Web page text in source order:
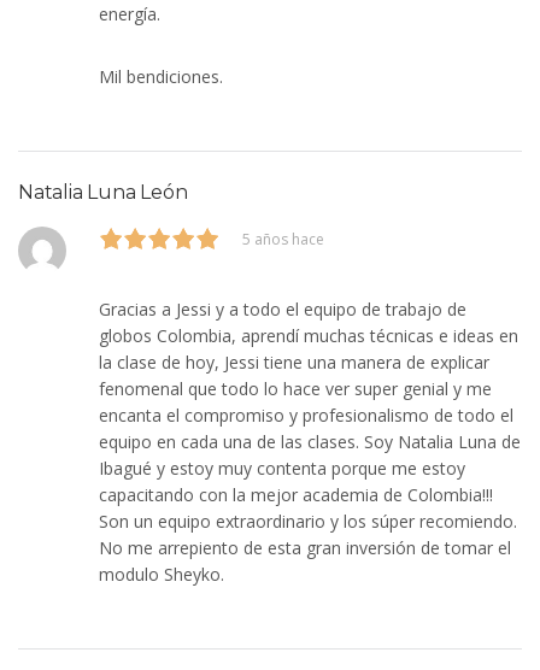
energía.
Mil bendiciones.
Natalia Luna León
5 años hace
Gracias a Jessi y a todo el equipo de trabajo de
globos Colombia, aprendí muchas técnicas e ideas en
la clase de hoy, Jessi tiene una manera de explicar
fenomenal que todo lo hace ver super genial y me
encanta el compromiso y profesionalismo de todo el
equipo en cada una de las clases. Soy Natalia Luna de
Ibagué y estoy muy contenta porque me estoy
capacitando con la mejor academia de Colombia!!!
Son un equipo extraordinario y los súper recomiendo.
No me arrepiento de esta gran inversión de tomar el
modulo Sheyko.